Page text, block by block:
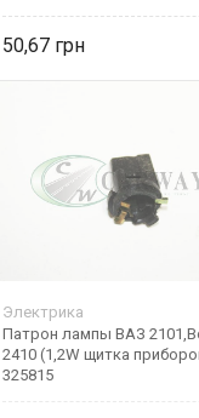
50,67
Электрика
Патрон лампы ВАЗ
2410 (1,2W щитка
325815